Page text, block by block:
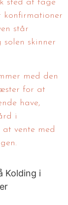
sted at tage
konfirmationer
står
skinner
med den
for at
have,
i
vente med